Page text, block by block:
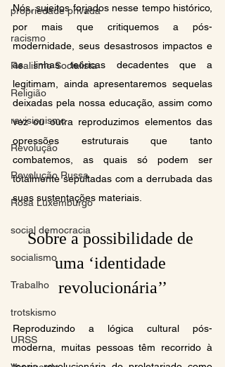
propriedade privada
racismo
Realismo Socialista
Religião
revisionismo
Revolução
Revolução Russa
Rosa Luxemburgo
social democracia
socialismo
Trabalho
trotskismo
URSS
Nós, sujeitos forjados nesse tempo histórico,
por mais que critiquemos a pós-
modernidade, seus desastrosos impactos e
as linhas teóricas decadentes que a
legitimam, ainda apresentaremos sequelas
deixadas pela nossa educação, assim como
vez ou outra reproduzimos elementos das
opressões estruturais que tanto
combatemos, as quais só podem ser
totalmente sepultadas com a derrubada das
suas sustentações materiais.
Sobre a possibilidade de
uma ‘identidade
revolucionária’’
Reproduzindo a lógica cultural pós-
moderna, muitas pessoas têm recorrido à